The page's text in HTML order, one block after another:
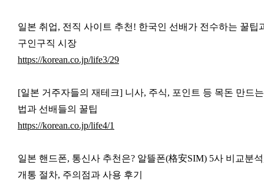
일본 취업, 전직 사이트 추천! 한국인 선배가 전수하는 꿀팁
구인구직 시장
https://korean.co.jp/life3/29
[일본 거주자들의 재테크] 니사, 주식, 포인트 등 목돈 만드는
법과 선배들의 꿀팁
https://korean.co.jp/life4/1
일본 핸드폰, 통신사 추천은? 알뜰폰(格安SIM) 5사 비교분
개통 절차, 주의점과 사용 후기